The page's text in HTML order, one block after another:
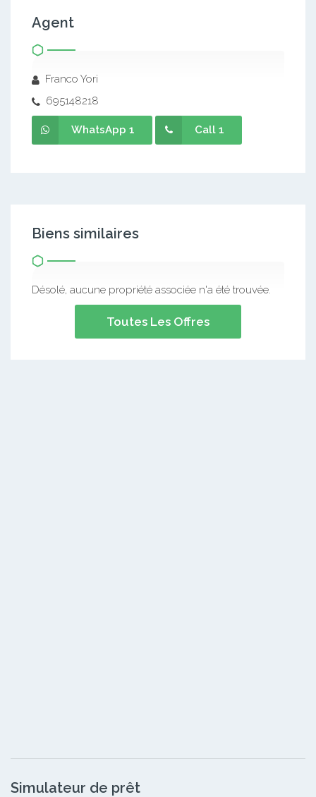
Agent
Franco Yori
695148218
WhatsApp 1 Call 1
Biens similaires
Désolé, aucune propriété associée n'a été trouvée.
Toutes Les Offres
Simulateur de prêt